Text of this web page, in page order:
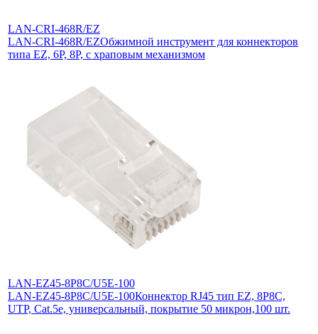
LAN-CRI-468R/EZ
LAN-CRI-468R/EZОбжимной инструмент для коннекторов
типа EZ, 6P, 8P, с храповым механизмом
LAN-EZ45-8P8C/U5E-100
LAN-EZ45-8P8C/U5E-100Коннектор RJ45 тип EZ, 8P8C,
UTP, Cat.5e, универсальный, покрытие 50 микрон,100 шт.